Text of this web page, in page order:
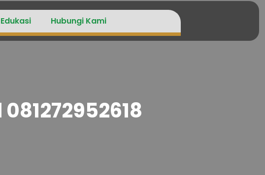
Edukasi Hubungi Kami